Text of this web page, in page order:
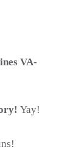
VA-
Yay!